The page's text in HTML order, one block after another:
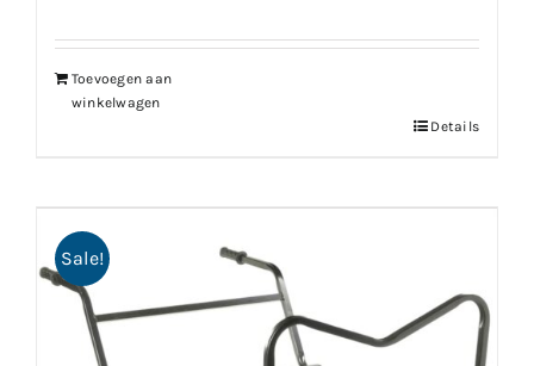
Toevoegen aan
winkelwagen
Details
Sale!